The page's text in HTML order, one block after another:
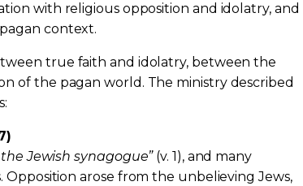
with religious opposition and idolatry, and
context.
true faith and idolatry, between the
of the pagan world. The ministry described
the Jewish synagogue”(v. 1), and many
arose from the unbelieving Jews,